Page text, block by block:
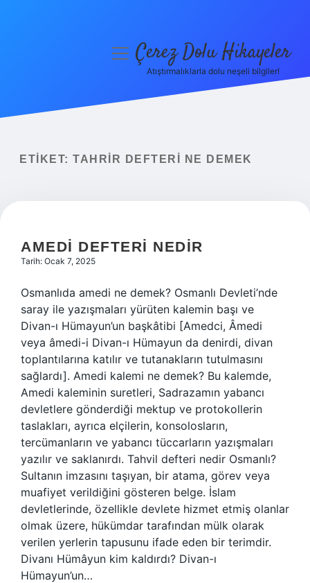
Yasal Uyarı
menüyüÇerez Dolu Hikayeler
Atıştırmalıklarla dolu neşeli bilgiler!
ETIKET: TAHRIR DEFTERI NE DEMEK
AMEDI DEFTERI NEDIR
Tarih: Ocak 7, 2025
Osmanlıda amedi ne demek? Osmanlı Devleti’nde
saray ile yazışmaları yürüten kalemin başı ve
Divan-ı Hümayun’un başkâtibi [Amedci, Âmedi
veya âmedi-i Divan-ı Hümayun da denirdi, divan
toplantılarına katılır ve tutanakların tutulmasını
sağlardı]. Amedi kalemi ne demek? Bu kalemde,
Amedi kaleminin suretleri, Sadrazamın yabancı
devletlere gönderdiği mektup ve protokollerin
taslakları, ayrıca elçilerin, konsolosların,
tercümanların ve yabancı tüccarların yazışmaları
yazılır ve saklanırdı. Tahvil defteri nedir Osmanlı?
Sultanın imzasını taşıyan, bir atama, görev veya
muafiyet verildiğini gösteren belge. İslam
devletlerinde, özellikle devlete hizmet etmiş olanlar
olmak üzere, hükümdar tarafından mülk olarak
verilen yerlerin tapusunu ifade eden bir terimdir.
Divanı Hümâyun kim kaldırdı? Divan-ı
Hümayun’un…